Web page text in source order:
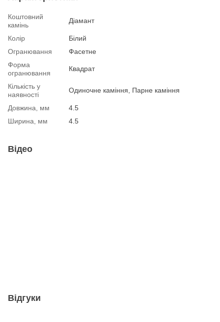
Коштовний
камінь
Діамант
Колір
Білий
Огранювання
Фасетне
Форма
огранювання
Квадрат
Кількість у
наявності
Одиночне каміння, Парне каміння
Довжина, мм
4.5
Ширина, мм
4.5
Відео
Відгуки